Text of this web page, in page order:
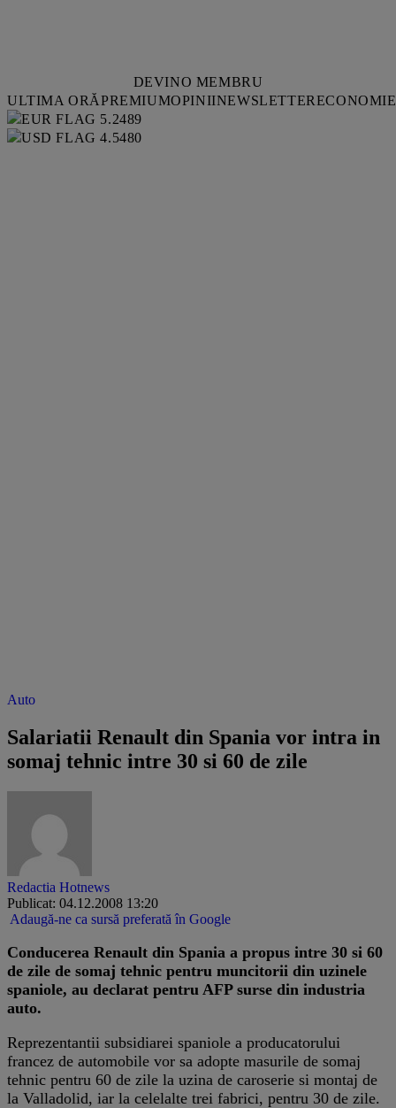
DEVINO MEMBRU
ULTIMA ORĂPREMIUMOPINIINEWSLETTERECONOMIE
5.2489
4.5480
Auto
Salariatii Renault din Spania vor intra in
somaj tehnic intre 30 si 60 de zile
Redactia Hotnews
Publicat: 04.12.2008 13:20
Adaugă-ne ca sursă preferată în Google
Conducerea Renault din Spania a propus intre 30 si 60
de zile de somaj tehnic pentru muncitorii din uzinele
spaniole, au declarat pentru AFP surse din industria
auto.
Reprezentantii subsidiarei spaniole a producatorului
francez de automobile vor sa adopte masurile de somaj
tehnic pentru 60 de zile la uzina de caroserie si montaj de
la Valladolid, iar la celelalte trei fabrici, pentru 30 de zile.